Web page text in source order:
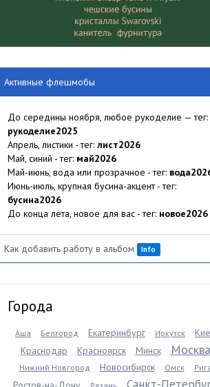
Активные флешмобы
До середины ноября, любое рукоделие — тег:
рукоделие2025
Апрель, листики - тег: лист2026
Май, синий - тег: май2026
Май-июнь, вода или прозрачное - тег:
Июнь-июль, крупная бусина-акцент - тег:
бусина2026
До конца лета, новое для вас - тег: новое2026
Как добавить работу в альбом Info
Города
Аша Белгород Екатеринбург Иркутск
Краснодар
Красноярск Минск Москва
Нижний Новгород Новосибирск Омск